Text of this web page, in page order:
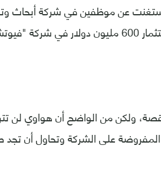
عن موظفين في شركة أبحاث
واوي".
ولكن من الواضح أن هواوي لن
على الشركة وتحاول أن تجد